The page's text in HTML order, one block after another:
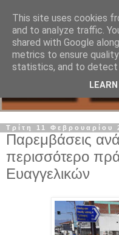
Τρίτη 11 Φεβρουαρίου
Παρεμβάσεις
περισσότερο
Ευαγγελικών
This site uses cookies
and to analyze traffic.
shared with Google
metrics to ensure
statistics, and to detect